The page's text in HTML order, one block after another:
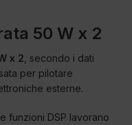
50 W x 2
x 2 , secondo i dati
per pilotare
esterne.
funzioni DSP lavorano